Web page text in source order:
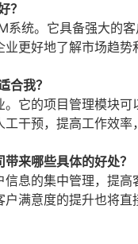
？
统。它具备强大的
更好地了解市场趋
合我？
它的项目管理模块
干预，提高工作效率
来哪些具体的好处？
息的集中管理，提
满意度的提升也将